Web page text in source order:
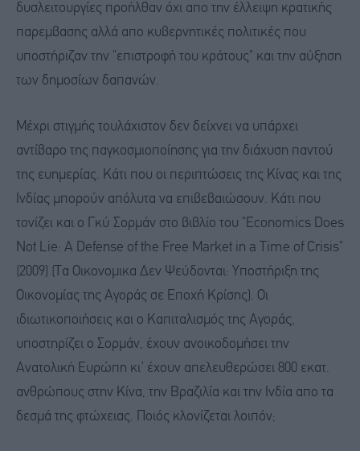
δυσλειτουργίες προήλθαν όχι απο την έλλειψη κρατικής
παρεμβασης αλλά απο κυβερνητικές πολιτικές που
υποστήριζαν την "επιστροφή του κράτους" και την αύξηση
των δημοσίων δαπανών.
Μέχρι στιγμής τουλάχιστον δεν δείχνει να υπάρχει
αντίβαρο της παγκοσμιοποίησης για την διάχυση παντού
της ευημερίας. Κάτι που οι περιπτώσεις της Κίνας και της
Ινδίας μπορούν απόλυτα να επιβεβαιώσουν. Κάτι που
τονίζει και ο Γκύ Σορμάν στο βιβλίο του "Economics Does
Not Lie: A Defense of the Free Market in a Time of Crisis"
(2009) (Τα Οικονομικα Δεν Ψεύδονται: Υποστήριξη της
Οικονομίας της Αγοράς σε Εποχή Κρίσης). Οι
ιδιωτικοποιήσεις και ο Καπιταλισμός της Αγοράς,
υποστηρίζει ο Σορμάν, έχουν ανοικοδομήσει την
Ανατολική Ευρώπη κι' έχουν απελευθερώσει 800 εκατ.
ανθρώπους στην Κίνα, την Βραζιλία και την Ινδία απο τα
δεσμά της φτώχειας. Ποιός κλονίζεται λοιπόν;